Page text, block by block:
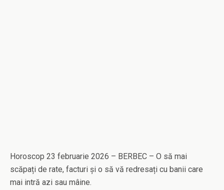
Horoscop 23 februarie 2026 – BERBEC – O să mai
scăpați de rate, facturi și o să vă redresați cu banii care
mai intră azi sau mâine.